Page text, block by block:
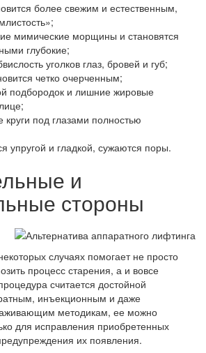
более свежим и естественным,
мимические морщины и становятся
глубокие;
уголков глаз, бровей и губ;
четко очерченным;
подбородок и лишние жировые
круги под глазами полностью
упругой и гладкой, сужаются поры.
и
стороны
случаях помогает не просто
процесс старения, а и вовсе
считается достойной
инъекционным и даже
методикам, ее можно
для исправления приобретенных
их появления.